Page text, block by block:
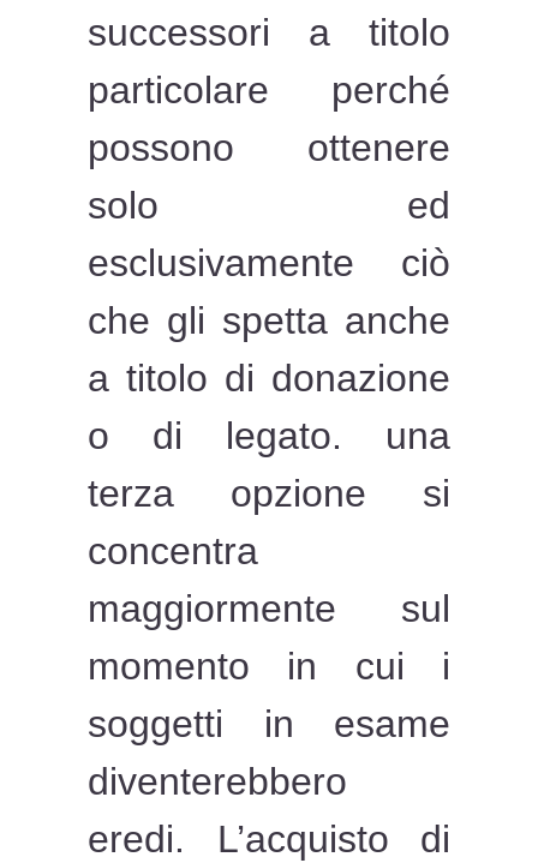
successori a titolo
particolare perché
possono ottenere
solo ed
esclusivamente ciò
che gli spetta anche
a titolo di donazione
o di legato. una
terza opzione si
concentra
maggiormente sul
momento in cui i
soggetti in esame
diventerebbero
eredi. L’acquisto di